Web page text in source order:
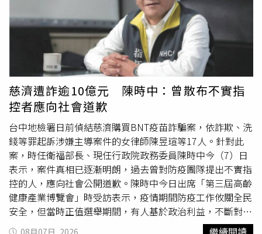
件是否影響夫妻關係，但目前沒有任何證據顯示兩者存在直
接關聯。另外，曾與彭小刀共事多年的前經紀人孫德榮先前
受訪時表示，自己沒有向彭小刀求證離婚消息，也不方便探
問夫妻私事。他透露，只知道徐子翔離世後，整個家族風波
相當大，「豪門世家的事情，我們不懂，我也不敢去問
他。」孫德榮表示，豪門家族內部牽涉許多外人無法了解的
事情，加上家族遭逢重大變故，更不適合向當事人追問，因
此始終選擇尊重彭小刀與林家，不願介入私人生活或揣測婚
變原因。回顧兩人的感情歷程，彭小刀與林文晴交往期間始
終十分低調，直到2012年5月兩人一同欣賞美國流行天后女
神卡卡（Lady Gaga）演唱會時，戀情才意外曝光，但其實
當時已秘密交往約一年。同年8月，兩人正式步入禮堂。婚
禮選在台北寒舍艾美酒店舉行，席開64桌，外傳耗資約545
萬元打造豪華婚宴，並邀請前副總統連戰擔任證婚人，一度
成為演藝圈與企業界津津樂道的豪門聯姻。據悉，林文晴當
初正是欣賞彭小刀努力打拚事業、重視家庭，才決定攜手步
索，並通知2名被告到案說明。兆基屋管曾於8月3日發布四
點聲明，強調原任董事長李建成已於7月29日辭去公司所有
職務，強調公司財務、資金獨立運作，客戶權益不受影響。
慈濟遭詐逾10億元 陳時中：曾散布不實指
控者應向社會道歉
台中地檢署日前偵結慈濟購買BNT疫苗詐騙案，依詐欺、洗
錢等罪起訴涉嫌主導案件的女律師陳昱瑄等17人。針對此
案，時任衛福部長、現任行政院政務委員陳時中今（7）日
表示，案件真相已逐漸明朗，過去曾對防疫團隊提出不實指
控的人，應向社會公開道歉。陳時中今日出席「第三屆高齡
健康產業博覽會」時受訪表示，疫情期間防疫工作攸關全民
安全，但當時正值選舉期間，有人基於政治利益，不斷對執
政團隊及防疫工作提出抹黑與質疑。如今司法偵辦結果逐步